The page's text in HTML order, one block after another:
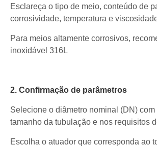
Esclareça o tipo de meio, conteúdo de
corrosividade, temperatura e
Para meios altamente corrosivos,
inoxidável 316L
2. Confirmação de parâmetros
Selecione o diâmetro nominal (DN) com
tamanho da tubulação e nos requisitos
Escolha o atuador que corresponda ao